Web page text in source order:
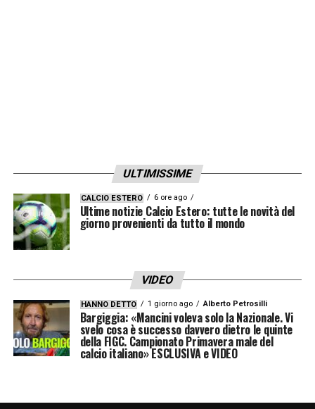
rombante Sassuolo, mentre la delicata sfida
traSpeziaeCagliaripotrà proiettare una
delle due verso la gloria o regalare a
entrambe un biscottino che non riempirà
quanto mai utile per spezzare il digiuno.
LA PLAYLIST DELLE NOSTRE TOP NEWS
ULTIMISSIME
CALCIO ESTERO 6 ore ago
Ultime notizie Calcio Estero: tutte le novità del
giorno provenienti da tutto il mondo
VIDEO
HANNO DETTO 1 giorno ago Alberto Petrosilli
Bargiggia: «Mancini voleva solo la Nazionale. Vi
svelo cosa è successo davvero dietro le quinte
della FIGC. Campionato Primavera male del
calcio italiano» ESCLUSIVA e VIDEO